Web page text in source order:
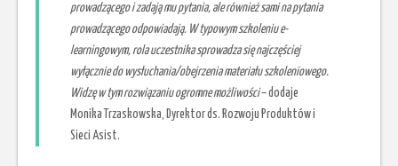
prowadzącego i zadają mu pytania, ale również sami na pytania
prowadzącego odpowiadają. W typowym szkoleniu e-
learningowym, rola uczestnika sprowadza się najczęściej
wyłącznie do wysłuchania/obejrzenia materiału szkoleniowego.
Widzę w tym rozwiązaniu ogromne możliwości– dodaje
Monika Trzaskowska, Dyrektor ds. Rozwoju Produktów i
Sieci Asist.